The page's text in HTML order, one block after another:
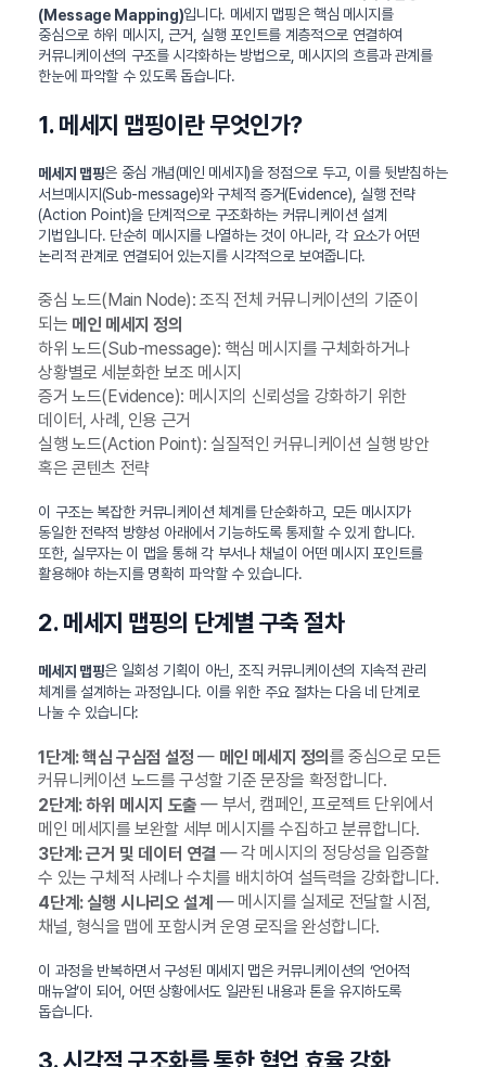
(Message Mapping)입니다. 메세지 맵핑은 핵심 메시지를
중심으로 하위 메시지, 근거, 실행 포인트를 계층적으로 연결하여
커뮤니케이션의 구조를 시각화하는 방법으로, 메시지의 흐름과 관계를
한눈에 파악할 수 있도록 돕습니다.
1. 메세지 맵핑이란 무엇인가?
메세지 맵핑은 중심 개념(메인 메세지)을 정점으로 두고, 이를 뒷받침하는
서브메시지(Sub-message)와 구체적 증거(Evidence), 실행 전략
(Action Point)을 단계적으로 구조화하는 커뮤니케이션 설계
기법입니다. 단순히 메시지를 나열하는 것이 아니라, 각 요소가 어떤
논리적 관계로 연결되어 있는지를 시각적으로 보여줍니다.
중심 노드(Main Node): 조직 전체 커뮤니케이션의 기준이
되는 메인 메세지 정의
하위 노드(Sub-message): 핵심 메시지를 구체화하거나
상황별로 세분화한 보조 메시지
증거 노드(Evidence): 메시지의 신뢰성을 강화하기 위한
데이터, 사례, 인용 근거
실행 노드(Action Point): 실질적인 커뮤니케이션 실행 방안
혹은 콘텐츠 전략
이 구조는 복잡한 커뮤니케이션 체계를 단순화하고, 모든 메시지가
동일한 전략적 방향성 아래에서 기능하도록 통제할 수 있게 합니다.
또한, 실무자는 이 맵을 통해 각 부서나 채널이 어떤 메시지 포인트를
활용해야 하는지를 명확히 파악할 수 있습니다.
2. 메세지 맵핑의 단계별 구축 절차
메세지 맵핑은 일회성 기획이 아닌, 조직 커뮤니케이션의 지속적 관리
체계를 설계하는 과정입니다. 이를 위한 주요 절차는 다음 네 단계로
나눌 수 있습니다:
1단계: 핵심 구심점 설정 — 메인 메세지 정의 를 중심으로 모든
커뮤니케이션 노드를 구성할 기준 문장을 확정합니다.
2단계: 하위 메시지 도출 — 부서, 캠페인, 프로젝트 단위에서
메인 메세지를 보완할 세부 메시지를 수집하고 분류합니다.
3단계: 근거 및 데이터 연결 — 각 메시지의 정당성을 입증할
수 있는 구체적 사례나 수치를 배치하여 설득력을 강화합니다.
4단계: 실행 시나리오 설계 — 메시지를 실제로 전달할 시점,
채널, 형식을 맵에 포함시켜 운영 로직을 완성합니다.
이 과정을 반복하면서 구성된 메세지 맵은 커뮤니케이션의 ‘언어적
매뉴얼’이 되어, 어떤 상황에서도 일관된 내용과 톤을 유지하도록
돕습니다.
3. 시각적 구조화를 통한 협업 효율 강화